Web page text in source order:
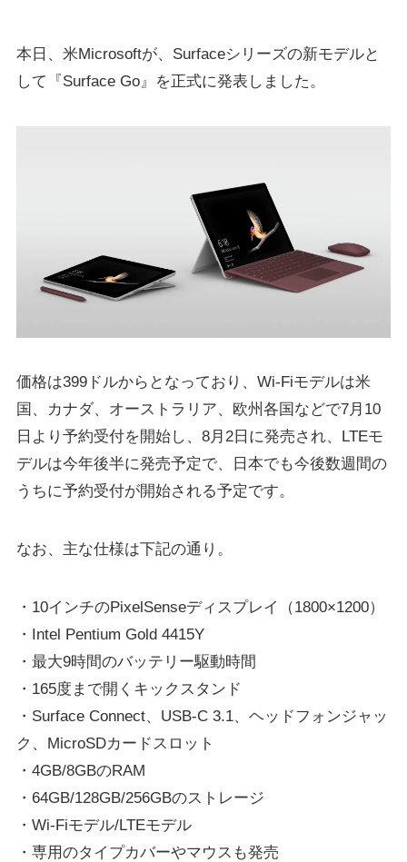
本日、米Microsoftが、Surfaceシリーズの新モデルと
して『Surface Go』を正式に発表しました。
価格は399ドルからとなっており、Wi-Fiモデルは米
国、カナダ、オーストラリア、欧州各国などで7月10
日より予約受付を開始し、8月2日に発売され、LTEモ
デルは今年後半に発売予定で、日本でも今後数週間の
うちに予約受付が開始される予定です。
なお、主な仕様は下記の通り。
・10インチのPixelSenseディスプレイ（1800×1200）
・Intel Pentium Gold 4415Y
・最大9時間のバッテリー駆動時間
・165度まで開くキックスタンド
・Surface Connect、USB-C 3.1、ヘッドフォンジャッ
ク、MicroSDカードスロット
・4GB/8GBのRAM
・64GB/128GB/256GBのストレージ
・Wi-Fiモデル/LTEモデル
・専用のタイプカバーやマウスも発売